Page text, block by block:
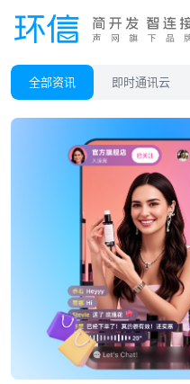
全部资讯 即时通讯云